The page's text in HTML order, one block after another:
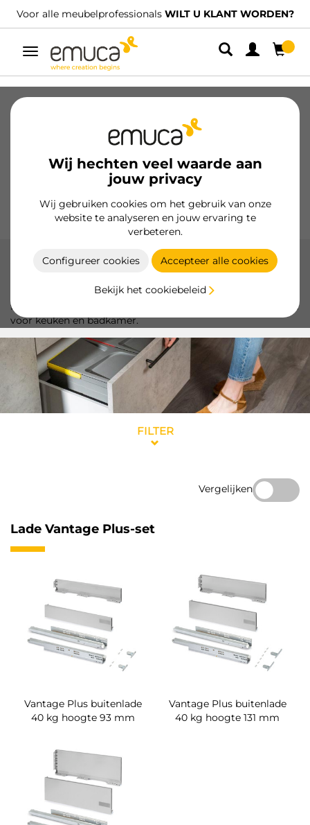
Voor alle meubelprofessionals WILT U KLANT WORDEN?
Umschaltbare
Navigation
Wij hechten veel waarde aan
jouw privacy
Wij gebruiken cookies om het gebruik van onze
website te analyseren en jouw ervaring te
verbeteren.
Configureer cookies Accepteer alle cookies
Bekijk het cookiebeleid
Geleiders voor laden
Glijders Keuken
Handgrepen
Presentatiemeubels
Vantage Plus lade
Emuca's Vantage Plus lade combineert modern design en
functionaliteit met soft close en push-to-open opties, ideaal
voor keuken en badkamer.
FILTER
Vergelijken
Lade Vantage Plus-set
Vantage Plus buitenlade
40 kg hoogte 93 mm
Vantage Plus buitenlade
40 kg hoogte 131 mm